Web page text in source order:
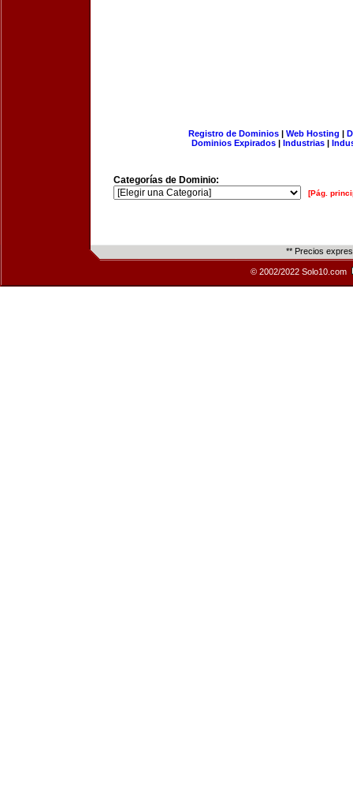
Registro de Dominios| Web Hosting |
Dominios Expirados | Industrias |
Categorías de Dominio:
[Pág.
** Precios
© 2002/2022 Solo10.com